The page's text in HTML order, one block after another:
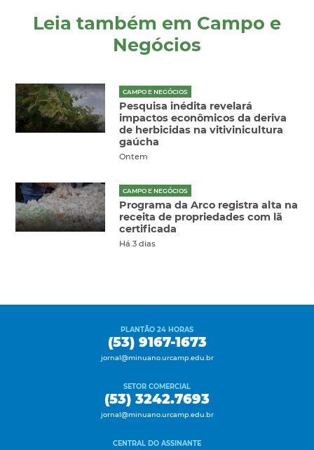
Leia também em Campo e
Negócios
CAMPO E NEGÓCIOS
Pesquisa inédita revelará
impactos econômicos da deriva
de herbicidas na vitivinicultura
gaúcha
Ontem
CAMPO E NEGÓCIOS
Programa da Arco registra alta na
receita de propriedades com lã
certificada
Há 3 dias
PLANTÃO 24 HORAS
(53) 9167-1673
jornal@minuano.urcamp.edu.br
SETOR COMERCIAL
(53) 3242.7693
jornal@minuano.urcamp.edu.br
CENTRAL DO ASSINANTE